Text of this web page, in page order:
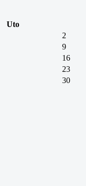
Uto
2
9
16
23
30